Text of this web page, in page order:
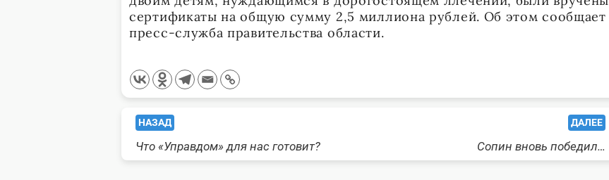
сертификаты на общую сумму 2,5 миллиона рублей. Об этом сообщает
пресс-служба правительства области.
<span
class="nav-
НАЗАД
Что «Управдом» для нас готовит?
ДАЛЕЕ
Сопин вновь победил…